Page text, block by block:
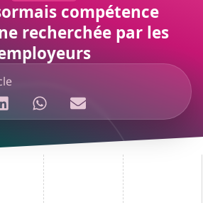
compétence
recherchée par les